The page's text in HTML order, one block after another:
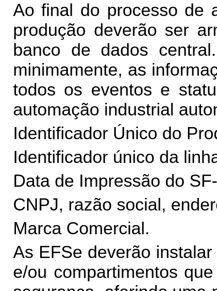
Ao final do processo de
produção deverão ser
banco de dados
minimamente, as
todos os eventos e
automação industrial
Identificador Único do
Identificador único da
Data de Impressão do
CNPJ, razão social,
Marca Comercial.
As EFSe deverão
e/ou compartimentos